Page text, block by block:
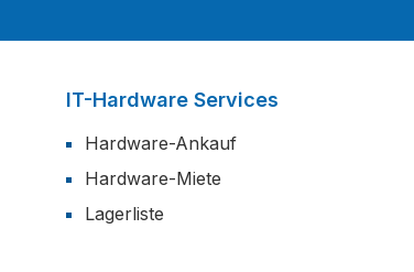
IT-Hardware Services
Hardware-Ankauf
Hardware-Miete
Lagerliste